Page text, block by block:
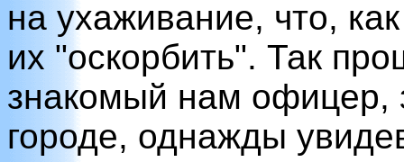
на ухаживание, что,
их "оскорбить". Так
знакомый нам офицер,
городе, однажды